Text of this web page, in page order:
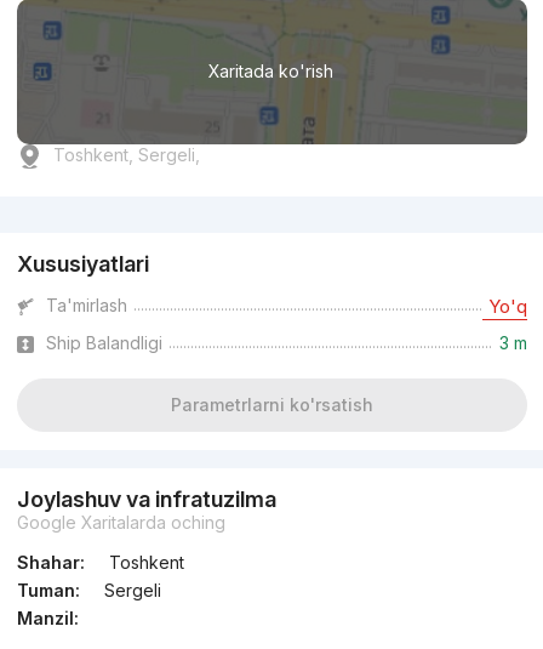
Xaritada ko'rish
Toshkent, Sergeli,
Xususiyatlari
Ta'mirlash Yo'q
Ship Balandligi 3 m
Parametrlarni ko'rsatish
Joylashuv va infratuzilma
Google Xaritalarda oching
Shahar:
Toshkent
Tuman:
Sergeli
Manzil: